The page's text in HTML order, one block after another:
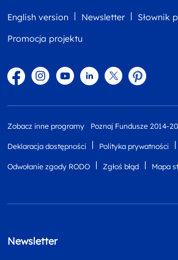
English version Newsletter
Słownik
Promocja projektu
FacebookInstagram
YouTubeLinkedintwitterPinterest
Zobacz inne programy Poznaj Fundusze 2014-
Deklaracja dostępności Polityka prywatności
Odwołanie zgody RODO Zgłoś błąd Mapa
Newsletter